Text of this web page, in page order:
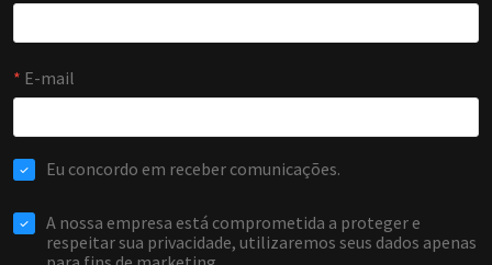
EMAIL
WHATSAPP / TELEFONE